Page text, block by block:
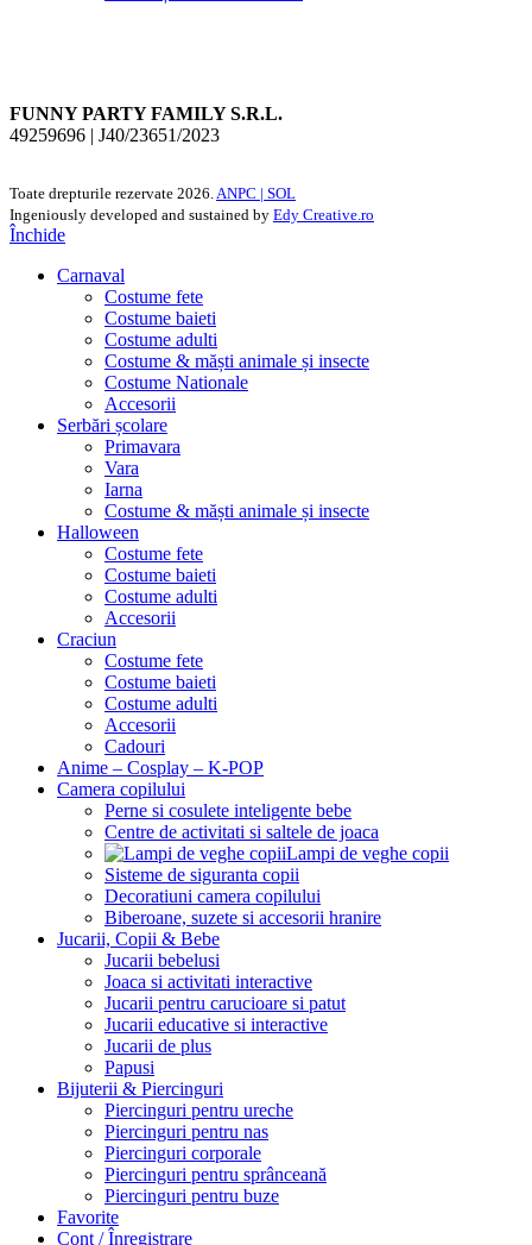
FUNNY PARTY FAMILY S.R.L.
49259696 | J40/23651/2023
Toate drepturile rezervate 2026. ANPC | SOL
Ingeniously developed and sustained by Edy Creative.ro
Închide
Carnaval
Costume fete
Costume baieti
Costume adulti
Costume & măști animale și insecte
Costume Nationale
Accesorii
Serbări școlare
Primavara
Vara
Iarna
Costume & măști animale și insecte
Halloween
Costume fete
Costume baieti
Costume adulti
Accesorii
Craciun
Costume fete
Costume baieti
Costume adulti
Accesorii
Cadouri
Anime – Cosplay – K‑POP
Camera copilului
Perne si cosulete inteligente bebe
Centre de activitati si saltele de joaca
Lampi de veghe copii
Sisteme de siguranta copii
Decoratiuni camera copilului
Biberoane, suzete si accesorii hranire
Jucarii, Copii & Bebe
Jucarii bebelusi
Joaca si activitati interactive
Jucarii pentru carucioare si patut
Jucarii educative si interactive
Jucarii de plus
Papusi
Bijuterii & Piercinguri
Piercinguri pentru ureche
Piercinguri pentru nas
Piercinguri corporale
Piercinguri pentru sprânceană
Piercinguri pentru buze
Favorite
Cont / Înregistrare